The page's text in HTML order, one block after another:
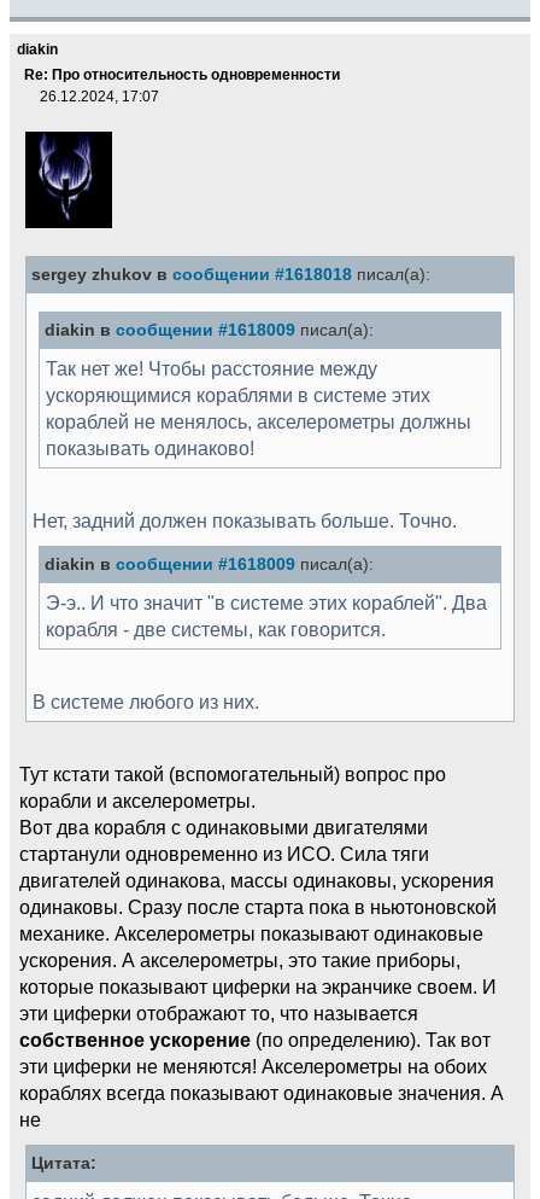
diakin
Re: Про относительность одновременности
26.12.2024, 17:07
sergey zhukov в сообщении #1618018 писал(а):
diakin в сообщении #1618009 писал(а):
Так нет же! Чтобы расстояние между
ускоряющимися кораблями в системе этих
кораблей не менялось, акселерометры должны
показывать одинаково!
Нет, задний должен показывать больше. Точно.
diakin в сообщении #1618009 писал(а):
Э-э.. И что значит "в системе этих кораблей". Два
корабля - две системы, как говорится.
В системе любого из них.
Тут кстати такой (вспомогательный) вопрос про
корабли и акселерометры.
Вот два корабля с одинаковыми двигателями
стартанули одновременно из ИСО. Сила тяги
двигателей одинакова, массы одинаковы, ускорения
одинаковы. Сразу после старта пока в ньютоновской
механике. Акселерометры показывают одинаковые
ускорения. А акселерометры, это такие приборы,
которые показывают циферки на экранчике своем. И
эти циферки отображают то, что называется
собственное ускорение (по определению). Так вот
эти циферки не меняются! Акселерометры на обоих
кораблях всегда показывают одинаковые значения. А
не
Цитата: